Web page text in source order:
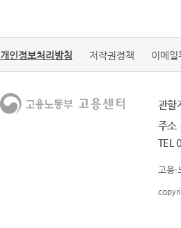
개인정보처리방침 저작권정책 이메일
관할
주소
TEL
고용